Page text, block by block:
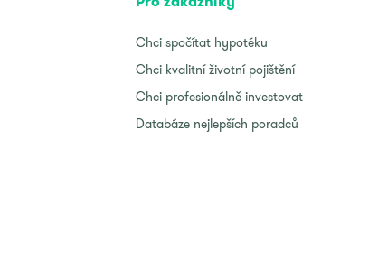
Chci spočítat hypotéku
Chci kvalitní životní pojištění
Chci profesionálně investovat
Databáze nejlepších poradců